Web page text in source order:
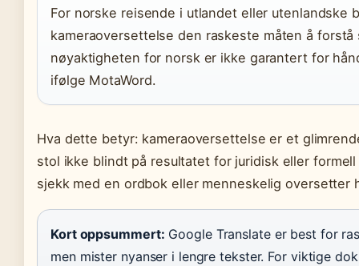
For norske reisende i utlandet eller utenlandske
kameraoversettelse den raskeste måten å
nøyaktigheten for norsk er ikke garantert for
ifølge MotaWord.
Hva dette betyr: kameraoversettelse er et
stol ikke blindt på resultatet for juridisk eller
sjekk med en ordbok eller menneskelig oversetter
Kort oppsummert: Google Translate er best for
men mister nyanser i lengre tekster. For viktige